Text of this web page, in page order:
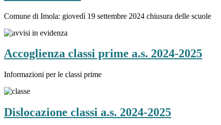
Comune di Imola: giovedì 19 settembre 2024 chiusura delle scuole
Accoglienza classi prime a.s. 2024-2025
Informazioni per le classi prime
Dislocazione classi a.s. 2024-2025